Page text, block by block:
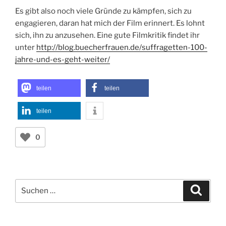
Es gibt also noch viele Gründe zu kämpfen, sich zu
engagieren, daran hat mich der Film erinnert. Es lohnt
sich, ihn zu anzusehen. Eine gute Filmkritik findet ihr
unter http://blog.buecherfrauen.de/suffragetten-100-
jahre-und-es-geht-weiter/
teilen teilen
teilen
0
nach: